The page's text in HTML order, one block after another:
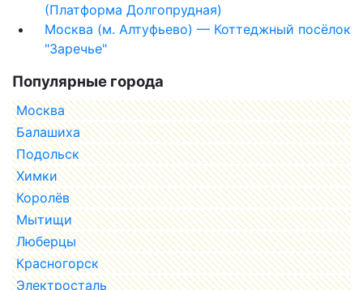
(Платформа Долгопрудная)
Москва (м. Алтуфьево) — Коттеджный посёлок
"Заречье"
Популярные города
Москва
Балашиха
Подольск
Химки
Королёв
Мытищи
Люберцы
Красногорск
Электросталь